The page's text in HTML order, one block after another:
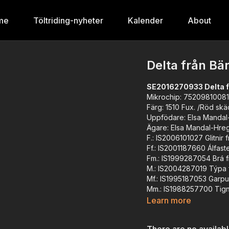
Töltriding-nyheter Kalender About
Delta från
SE2016270933 Delta
Mikrochip:
Färg: 1510 Fux. /Röd
Uppfödare: Elsa
Ägare: Elsa Mandal-
F.: IS2006101027 Glitnir
Ff.: IS2001187660
Fm.: IS1999287054 Brá
M.: IS2004287019
Mf.: IS1995187053
Mm.: IS1988257700
Mätning (cm): 140 - 129
Learn more